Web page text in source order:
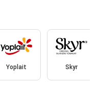
Yoplait Skyr